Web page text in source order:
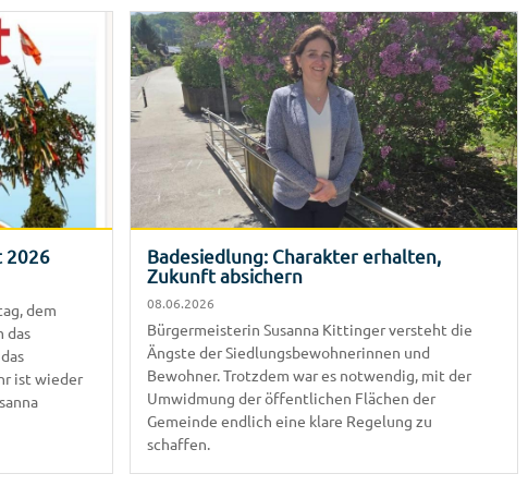
2026
dem
das
ist wieder
Badesiedlung: Charakter erhalten,
Zukunft absichern
Bürgermeisterin Susanna Kittinger versteht die
Ängste der Siedlungsbewohnerinnen und
Bewohner. Trotzdem war es notwendig, mit der
Umwidmung der öffentlichen Flächen der
Gemeinde endlich eine klare Regelung zu
schaffen.
08.06.2026